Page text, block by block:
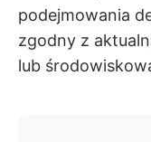
podejmowania
zgodny z
lub